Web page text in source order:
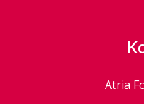
Atria